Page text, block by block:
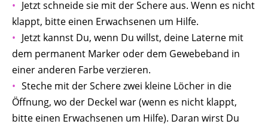
Jetzt schneide sie mit der Schere aus. Wenn es nicht
klappt, bitte einen Erwachsenen um Hilfe.
Jetzt kannst Du, wenn Du willst, deine Laterne mit
dem permanent Marker oder dem Gewebeband in
einer anderen Farbe verzieren.
Steche mit der Schere zwei kleine Löcher in die
Öffnung, wo der Deckel war (wenn es nicht klappt,
bitte einen Erwachsenen um Hilfe). Daran wirst Du